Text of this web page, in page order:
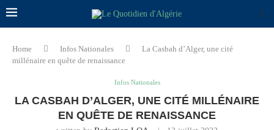
Home Infos Nationales
La Casbah d’Alger, une cité
millénaire en quête de renaissance
Infos Nationales
LA CASBAH D’ALGER, UNE CITÉ MILLÉNAIRE
EN QUÊTE DE RENAISSANCE